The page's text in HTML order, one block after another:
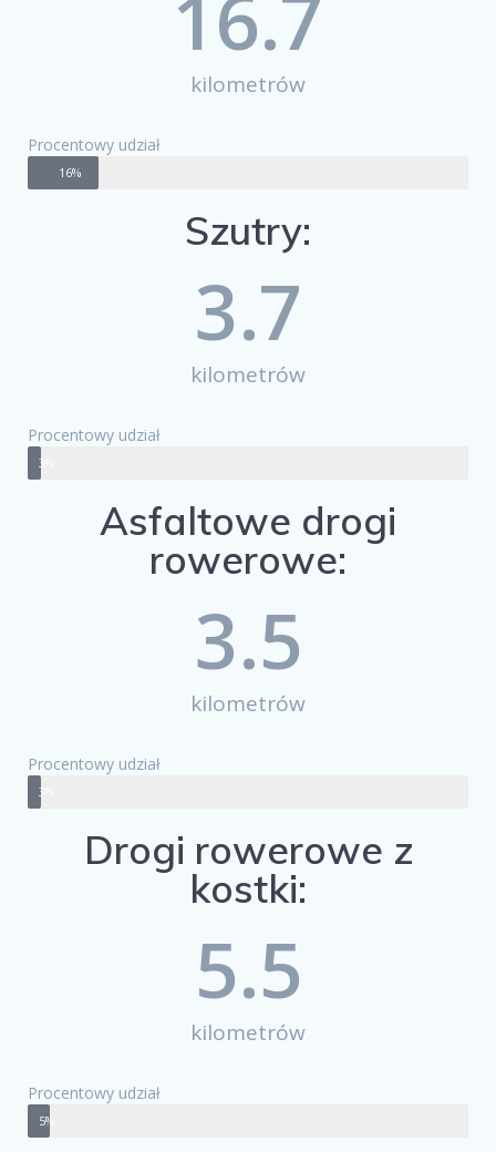
kilometrów
Procentowy udział
16%
Szutry:
kilometrów
3.7
Procentowy udział
3%
Asfaltowe drogi
rowerowe:
kilometrów
3.5
Procentowy udział
3%
Drogi rowerowe z
kostki:
kilometrów
5.5
Procentowy udział
5%